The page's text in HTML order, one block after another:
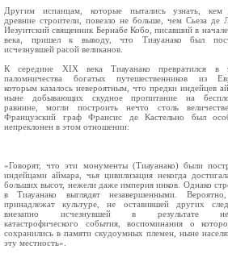
Другим испанцам, которые пытались узнать, кем
древние строители, повезло не больше, чем Сьеза де
Иезуитский священник Бернабе Кобо, писавший в
века, пришел к выводу, что Тиауанако был
исчезнувшей расой великанов.
К середине XIX века Тиауанако превратился в
паломничества богатых путешественников из
которым казалось невероятным, что предки индейцев
ныне добывающих скудное пропитание на
равнине, могли построить нечто столь
Французский граф Франсис де Кастельно был
непреклонен в этом отношении:
«Говорят, что эти монументы (Тиауанако) были
индейцами аймара, чья цивилизация некогда
больших высот, нежели даже империя инков. Однако
в Тиауанако выглядят незавершенными.
принадлежат культуре, не оставившей других
внезапно исчезнувшей в результате
катастрофического события, воспоминания о
сохранились в памяти скудоумных племен, ныне
эту местность».